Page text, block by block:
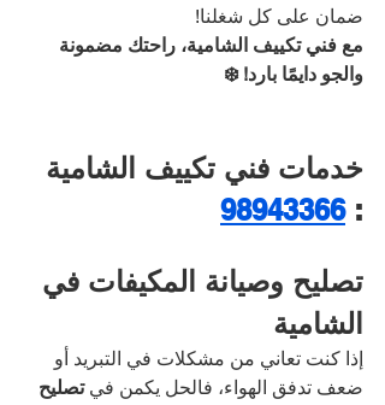
ضمان على كل شغلنا!
مع فني تكييف الشامية، راحتك مضمونة
والجو دايمًا بارد! ❄️
خدمات فني تكييف الشامية
:
98943366
تصليح وصيانة المكيفات في
الشامية
إذا كنت تعاني من مشكلات في التبريد أو
ضعف تدفق الهواء، فالحل يكمن في تصليح